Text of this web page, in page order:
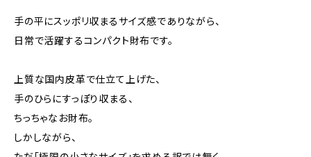
手の平にスッポリ収まるサイズ感でありながら、
日常で活躍するコンパクト財布です。
上質な国内皮革で仕立て上げた、
手のひらにすっぽり収まる、
ちっちゃなお財布。
しかしながら、